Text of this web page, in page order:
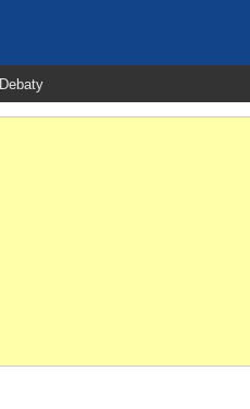
Debaty